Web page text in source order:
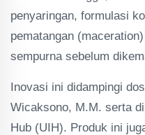
penyaringan, formulasi
pematangan
sempurna sebelum
Inovasi ini didampingi
Wicaksono, M.M. serta
Hub (UIH). Produk ini